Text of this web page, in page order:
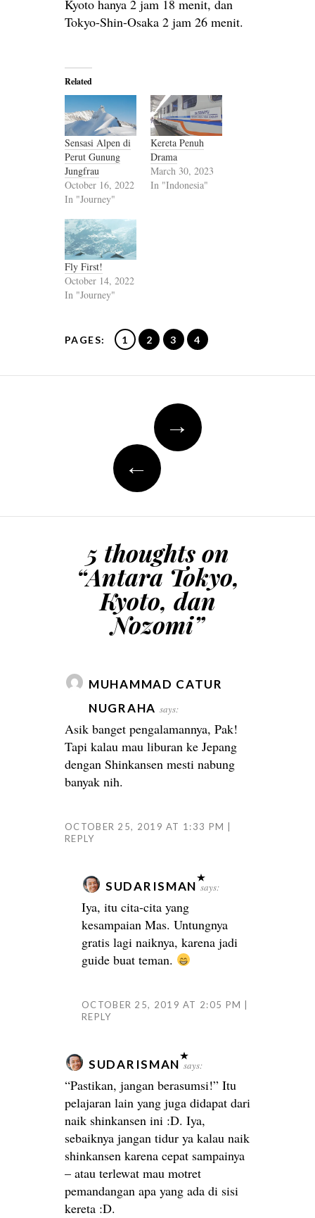
Kyoto hanya 2 jam 18 menit, dan
Tokyo-Shin-Osaka 2 jam 26 menit.
Related
Sensasi Alpen di
Perut Gunung
Jungfrau
October 16, 2022
In "Journey"
Kereta Penuh
Drama
March 30, 2023
In "Indonesia"
Fly First!
October 14, 2022
In "Journey"
PAGES: 1 2 3 4
navigation
→
←
5 thoughts on
“Antara Tokyo,
Kyoto, dan
Nozomi”
MUHAMMAD CATUR
NUGRAHA says:
Asik banget pengalamannya, Pak!
Tapi kalau mau liburan ke Jepang
dengan Shinkansen mesti nabung
banyak nih.
OCTOBER 25, 2019 AT 1:33 PM
REPLY
SUDARISMAN says:
Iya, itu cita-cita yang
kesampaian Mas. Untungnya
gratis lagi naiknya, karena jadi
guide buat teman.
OCTOBER 25, 2019 AT 2:05 PM
REPLY
SUDARISMAN says:
“Pastikan, jangan berasumsi!” Itu
pelajaran lain yang juga didapat dari
naik shinkansen ini :D. Iya,
sebaiknya jangan tidur ya kalau naik
shinkansen karena cepat sampainya
– atau terlewat mau motret
pemandangan apa yang ada di sisi
kereta :D.